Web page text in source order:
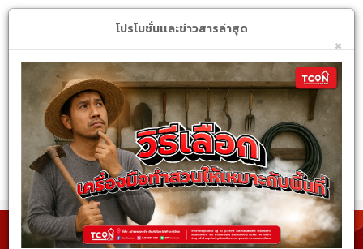
หมวดหมู่สินค้า
โปรโมชั่นเเละข่าวสารล่าสุด
×